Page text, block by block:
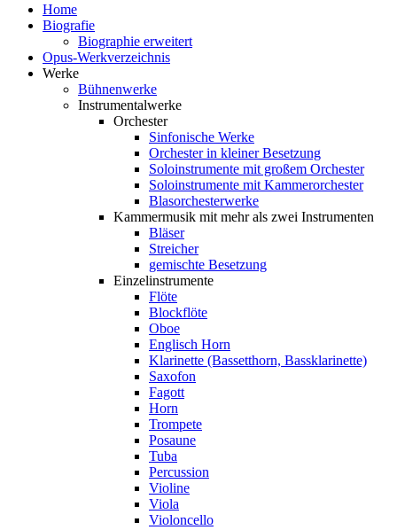
Home
Biografie
Biographie erweitert
Opus-Werkverzeichnis
Werke
Bühnenwerke
Instrumentalwerke
Orchester
Sinfonische Werke
Orchester in kleiner Besetzung
Soloinstrumente mit großem Orchester
Soloinstrumente mit Kammerorchester
Blasorchesterwerke
Kammermusik mit mehr als zwei Instrumenten
Bläser
Streicher
gemischte Besetzung
Einzelinstrumente
Flöte
Blockflöte
Oboe
Englisch Horn
Klarinette (Bassetthorn, Bassklarinette)
Saxofon
Fagott
Horn
Trompete
Posaune
Tuba
Percussion
Violine
Viola
Violoncello